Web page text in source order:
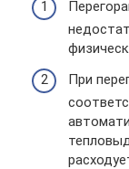
При